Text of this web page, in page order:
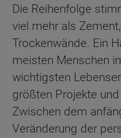
Die Reihenfolge
viel mehr als
Trockenwände. Ein
meisten Menschen
wichtigsten
größten Projekte
Zwischen dem
Veränderung der